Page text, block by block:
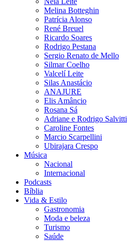
Melina Botteghin
Patrícia Alonso
René Breuel
Ricardo Soares
Rodrigo Pestana
Sergio Renato de Mello
Silmar Coelho
Valcelí Leite
Silas Anastácio
ANAJURE
Elis Amâncio
Rosana Sá
Adriane e Rodrigo Salvitti
Caroline Fontes
Marcio Scarpellini
Ubirajara Crespo
Música
Nacional
Internacional
Podcasts
Bíblia
Vida & Estilo
Gastronomia
Moda e beleza
Turismo
Saúde